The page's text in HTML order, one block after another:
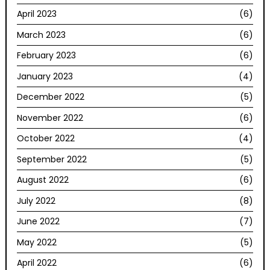
April 2023
(6)
March 2023
(6)
February 2023
(6)
January 2023
(4)
December 2022
(5)
November 2022
(6)
October 2022
(4)
September 2022
(5)
August 2022
(6)
July 2022
(8)
June 2022
(7)
May 2022
(5)
April 2022
(6)